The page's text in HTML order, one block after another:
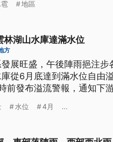
地區
林湖山水庫達滿水位
方
展旺盛，午後陣雨挹注
從6月底達到滿水位自由
前發布溢流警報，通知下
水位 4月 ...